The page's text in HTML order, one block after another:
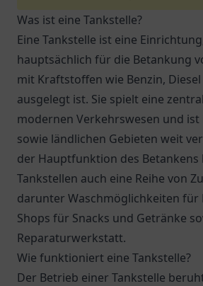
Was ist eine Tankstelle?
Eine Tankstelle ist eine
hauptsächlich für die Betankung
mit Kraftstoffen wie Benzin,
ausgelegt ist. Sie spielt eine
modernen Verkehrswesen und
sowie ländlichen Gebieten weit
der Hauptfunktion des Betankens
Tankstellen auch eine Reihe von
darunter Waschmöglichkeiten für
Shops für Snacks und Getränke
Reparaturwerkstatt.
Wie funktioniert eine Tankstelle?
Der Betrieb einer Tankstelle